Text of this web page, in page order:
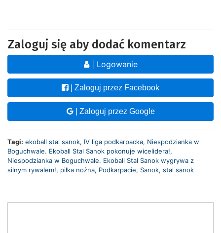
Zaloguj się aby dodać komentarz
| Logowanie
| Zaloguj przez Facebook
| Zaloguj przez Google
Tagi: ekoball stal sanok, IV liga podkarpacka, Niespodzianka w
Boguchwale. Ekoball Stal Sanok pokonuje wicelidera!,
Niespodzianka w Boguchwale. Ekoball Stal Sanok wygrywa z
silnym rywalem!, piłka nożna, Podkarpacie, Sanok, stal sanok